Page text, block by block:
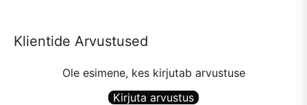
Klientide Arvustused
Ole esimene, kes kirjutab arvustuse
Kirjuta arvustus